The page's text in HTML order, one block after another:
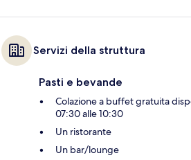
Servizi della struttura
Pasti e bevande
Colazione a buffet gratuita
07:30 alle 10:30
Un ristorante
Un bar/lounge